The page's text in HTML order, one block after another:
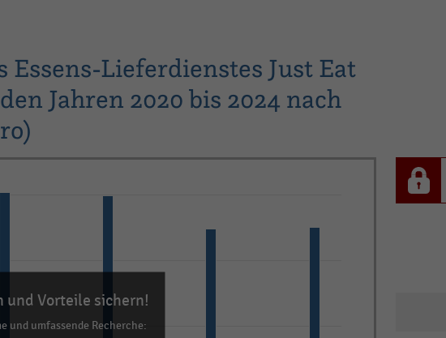
Lieferdienstes Just Eat
Jahren 2020 bis 2024 nach
und Vorteile sichern!
und umfassende Recherche: